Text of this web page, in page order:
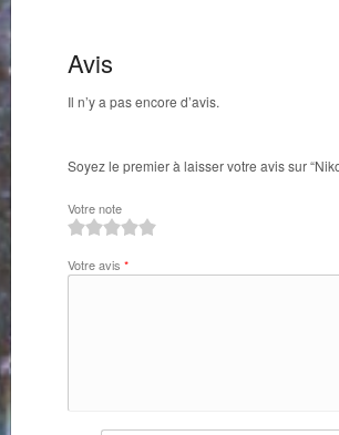
Avis
Il n’y a pas encore d’avis.
Soyez le premier à laisser votre avis sur
Votre note
Votre avis *